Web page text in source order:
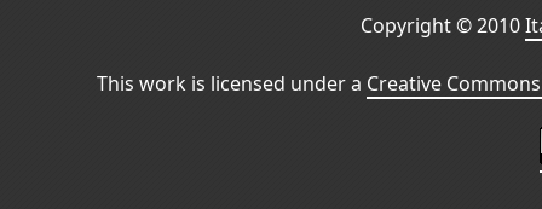
Copyright © 2010
This work is licensed under a Creative